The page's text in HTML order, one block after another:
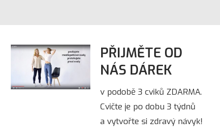
PŘIJMĚTE OD
NÁS DÁREK
v podobě 3 cviků ZDARMA.
Cvičte je po dobu 3 týdnů
a vytvořte si zdravý návyk!